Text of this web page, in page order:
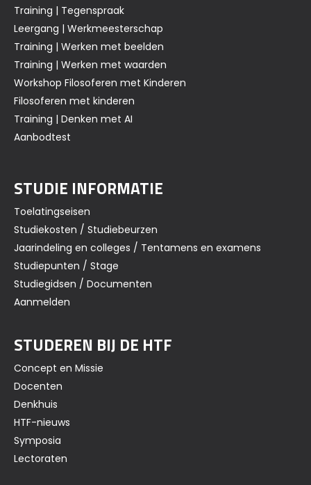
Training | Tegenspraak
Leergang | Werkmeesterschap
Training | Werken met beelden
Training | Werken met waarden
Workshop Filosoferen met Kinderen
Filosoferen met kinderen
Training | Denken met AI
Aanbodtest
STUDIE INFORMATIE
Toelatingseisen
Studiekosten / Studiebeurzen
Jaarindeling en colleges / Tentamens en examens
Studiepunten / Stage
Studiegidsen / Documenten
Aanmelden
STUDEREN BIJ DE HTF
Concept en Missie
Docenten
Denkhuis
HTF-nieuws
Symposia
Lectoraten